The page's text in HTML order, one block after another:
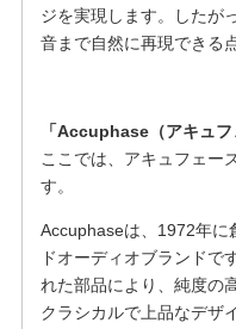
ジを実現します。したが
音まで自然に再現できる
「Accuphase（アキュフ
ここでは、アキュフェー
す。
Accuphaseは、1972年に
ドオーディオブランドで
れた部品により、純度の
クラシカルで上品なデザ